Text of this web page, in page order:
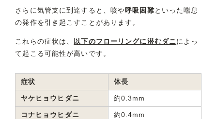
さらに気管支に到達すると、咳や呼吸困難といった喘息
の発作を引き起こすことがあります。
これらの症状は、 以下のフローリングに潜むダニによっ
て起こる可能性が高いです。
症状 体長
ヤケヒョウヒダニ 約0.3mm
コナヒョウヒダニ 約0.4mm